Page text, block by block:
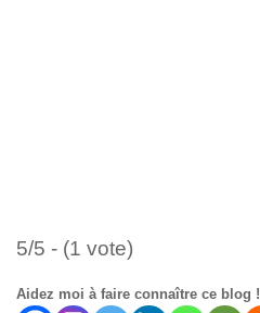
5/5 - (1 vote)
Aidez moi à faire connaître ce blog !